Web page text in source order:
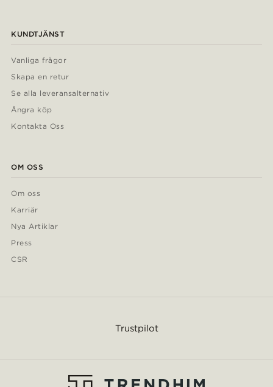
KUNDTJÄNST
Vanliga frågor
Skapa en retur
Se alla leveransalternativ
Ångra köp
Kontakta Oss
OM OSS
Om oss
Karriär
Nya Artiklar
Press
CSR
Trustpilot